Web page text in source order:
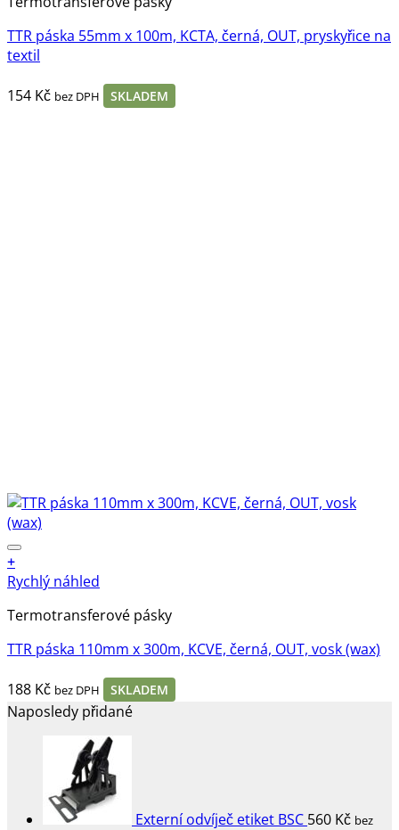
TTR páska 55mm x 100m, KCTA, černá, OUT, pryskyřice na
textil
154 Kč bez DPH SKLADEM
+
Rychlý náhled
Termotransferové pásky
TTR páska 110mm x 300m, KCVE, černá, OUT, vosk (wax)
188 Kč bez DPH SKLADEM
Naposledy přidané
Externí odvíječ etiket BSC 560 Kč bez